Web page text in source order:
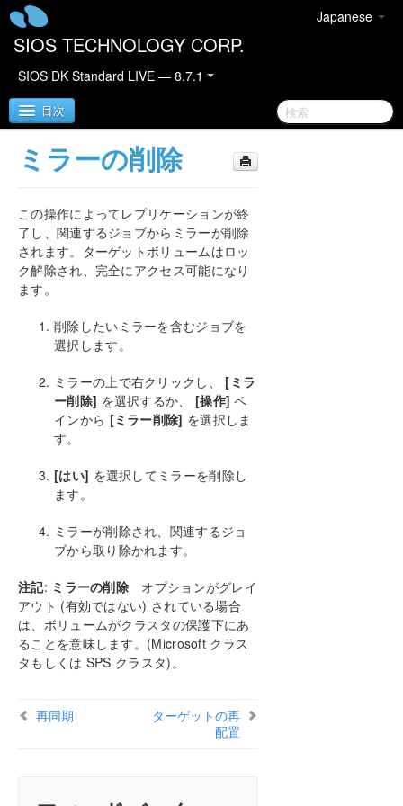
Japanese
SIOS TECHNOLOGY CORP.
SIOS DK Standard LIVE — 8.7.1
目次
SIOS DataKeeper for Windows
DataKeeper クイックスタートガイド
DataKeeper for Windows テクニカルドキュメンテ
ーション
管理
ユーザーガイド
入門
セットアップ
ミラーの設定
ミラーの操作
ミラーの管理
再開 / ロック
部分再同期
再同期
ミラーの削除
ターゲットの再配置
DataKeeper ボリュームのサイズ変更
共有ボリュームに関連する作業
ミラーの削除
この操作によってレプリケーションが終
了し、関連するジョブからミラーが削除
されます。ターゲットボリュームはロッ
ク解除され、完全にアクセス可能になり
ます。
削除したいミラーを含むジョブを
選択します。
ミラーの上で右クリックし、 [ミラ
ー削除] を選択するか、 [操作] ペ
インから [ミラー削除] を選択しま
す。
[はい] を選択してミラーを削除し
ます。
ミラーが削除され、関連するジョ
ブから取り除かれます。
注記: ミラーの削除 オプションがグレイ
アウト (有効ではない) されている場合
は、ボリュームがクラスタの保護下にあ
ることを意味します。(Microsoft クラス
タもしくは SPS クラスタ)。
再同期
ターゲットの再
配置